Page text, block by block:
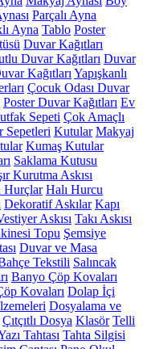
Parçalı Ayna
Ayna Tablo Poster
Duvar Kağıtları
Duvar Kağıtları Duvar
Kağıtları Yapışkanlı
Çocuk Odası Duvar
Poster Duvar Kağıtları Ev
Sepeti Çok Amaçlı
Sepetleri Kutular Makyaj
Kumaş Kutular
Saklama Kutusu
Kurutma Askısı
Hurçlar Halı Hurcu
Dekoratif Askılar Kapı
Askısı Takı Askısı
Topu Şemsiye
Duvar ve Masa
Tekstili Salıncak
Banyo Çöp Kovaları
Kovaları Dolap İçi
Dosyalama ve
Çıtçıtlı Dosya Klasör Telli
Tahtası Tahta Silgisi